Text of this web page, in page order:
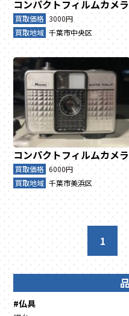
コンパクトフィルムカメラ
買取価格 3000円
買取地域 千葉市中央区
コンパクトフィルムカメラ
買取価格 6000円
買取地域 千葉市美浜区
1
#仏具